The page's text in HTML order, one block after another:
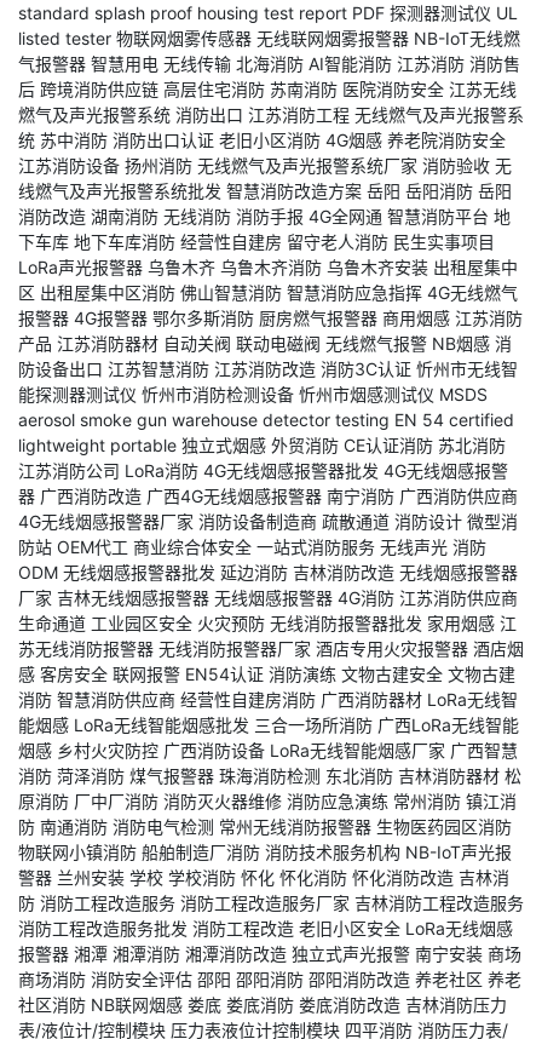
standard splash proof housing test report PDF 探测器测试仪 UL
listed tester 物联网烟雾传感器 无线联网烟雾报警器 NB-IoT无线燃
气报警器 智慧用电 无线传输 北海消防 AI智能消防 江苏消防 消防售
后 跨境消防供应链 高层住宅消防 苏南消防 医院消防安全 江苏无线
燃气及声光报警系统 消防出口 江苏消防工程 无线燃气及声光报警系
统 苏中消防 消防出口认证 老旧小区消防 4G烟感 养老院消防安全
江苏消防设备 扬州消防 无线燃气及声光报警系统厂家 消防验收 无
线燃气及声光报警系统批发 智慧消防改造方案 岳阳 岳阳消防 岳阳
消防改造 湖南消防 无线消防 消防手报 4G全网通 智慧消防平台 地
下车库 地下车库消防 经营性自建房 留守老人消防 民生实事项目
LoRa声光报警器 乌鲁木齐 乌鲁木齐消防 乌鲁木齐安装 出租屋集中
区 出租屋集中区消防 佛山智慧消防 智慧消防应急指挥 4G无线燃气
报警器 4G报警器 鄂尔多斯消防 厨房燃气报警器 商用烟感 江苏消防
产品 江苏消防器材 自动关阀 联动电磁阀 无线燃气报警 NB烟感 消
防设备出口 江苏智慧消防 江苏消防改造 消防3C认证 忻州市无线智
能探测器测试仪 忻州市消防检测设备 忻州市烟感测试仪 MSDS
aerosol smoke gun warehouse detector testing EN 54 certified
lightweight portable 独立式烟感 外贸消防 CE认证消防 苏北消防
江苏消防公司 LoRa消防 4G无线烟感报警器批发 4G无线烟感报警
器 广西消防改造 广西4G无线烟感报警器 南宁消防 广西消防供应商
4G无线烟感报警器厂家 消防设备制造商 疏散通道 消防设计 微型消
防站 OEM代工 商业综合体安全 一站式消防服务 无线声光 消防
ODM 无线烟感报警器批发 延边消防 吉林消防改造 无线烟感报警器
厂家 吉林无线烟感报警器 无线烟感报警器 4G消防 江苏消防供应商
生命通道 工业园区安全 火灾预防 无线消防报警器批发 家用烟感 江
苏无线消防报警器 无线消防报警器厂家 酒店专用火灾报警器 酒店烟
感 客房安全 联网报警 EN54认证 消防演练 文物古建安全 文物古建
消防 智慧消防供应商 经营性自建房消防 广西消防器材 LoRa无线智
能烟感 LoRa无线智能烟感批发 三合一场所消防 广西LoRa无线智能
烟感 乡村火灾防控 广西消防设备 LoRa无线智能烟感厂家 广西智慧
消防 菏泽消防 煤气报警器 珠海消防检测 东北消防 吉林消防器材 松
原消防 厂中厂消防 消防灭火器维修 消防应急演练 常州消防 镇江消
防 南通消防 消防电气检测 常州无线消防报警器 生物医药园区消防
物联网小镇消防 船舶制造厂消防 消防技术服务机构 NB-IoT声光报
警器 兰州安装 学校 学校消防 怀化 怀化消防 怀化消防改造 吉林消
防 消防工程改造服务 消防工程改造服务厂家 吉林消防工程改造服务
消防工程改造服务批发 消防工程改造 老旧小区安全 LoRa无线烟感
报警器 湘潭 湘潭消防 湘潭消防改造 独立式声光报警 南宁安装 商场
商场消防 消防安全评估 邵阳 邵阳消防 邵阳消防改造 养老社区 养老
社区消防 NB联网烟感 娄底 娄底消防 娄底消防改造 吉林消防压力
表/液位计/控制模块 压力表液位计控制模块 四平消防 消防压力表/